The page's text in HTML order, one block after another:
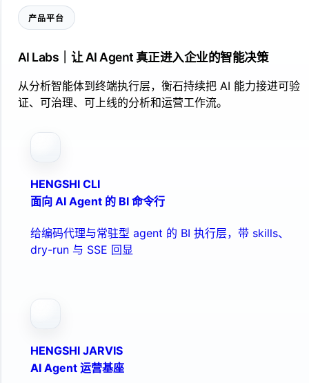
产品平台
AI Labs｜让 AI Agent 真正进入企业的智能决策
从分析智能体到终端执行层，衡石持续把 AI 能力接进可验
证、可治理、可上线的分析和运营工作流。
HENGSHI CLI
面向 AI Agent 的 BI 命令行
给编码代理与常驻型 agent 的 BI 执行层，带 skills、
dry-run 与 SSE 回显
HENGSHI JARVIS
AI Agent 运营基座